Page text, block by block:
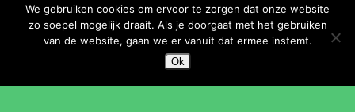
aankomende activiteiten van KunstenHuis
Idea in je mail.
Aanmelden nieuwsbrief
We gebruiken cookies om ervoor te zorgen dat onze website
zo soepel mogelijk draait. Als je doorgaat met het gebruiken
van de website, gaan we er vanuit dat ermee instemt.
Ok